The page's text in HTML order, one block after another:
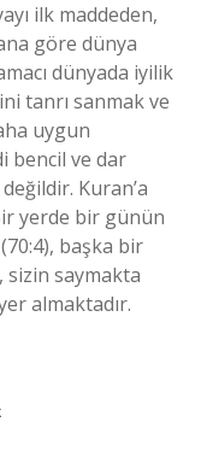
ilk maddeden,
göre dünya
dünyada iyilik
tanrı sanmak ve
uygun
bencil ve dar
Kuran’a
yerde bir günün
başka bir
sizin saymakta
almaktadır.